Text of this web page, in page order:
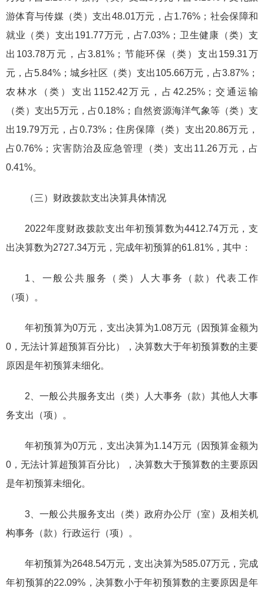
游体育与传媒（类）支出48.01万元，占1.76%；社会保障和
就业（类）支出191.77万元，占7.03%；卫生健康（类）支
出103.78万元，占3.81%；节能环保（类）支出159.31万
元，占5.84%；城乡社区（类）支出105.66万元，占3.87%；
农林水（类）支出1152.42万元，占42.25%；交通运输
（类）支出5万元，占0.18%；自然资源海洋气象等（类）支
出19.79万元，占0.73%；住房保障（类）支出20.86万元，
占0.76%；灾害防治及应急管理（类）支出11.26万元，占
0.41%。
（三）财政拨款支出决算具体情况
2022年度财政拨款支出年初预算数为4412.74万元，支
出决算数为2727.34万元，完成年初预算的61.81%，其中：
1、一般公共服务（类）人大事务（款）代表工作
（项）。
年初预算为0万元，支出决算为1.08万元（因预算金额为
0，无法计算超预算百分比），决算数大于年初预算数的主要
原因是年初预算未细化。
2、一般公共服务支出（类）人大事务（款）其他人大事
务支出（项）。
年初预算为0万元，支出决算为1.14万元（因预算金额为
0，无法计算超预算百分比），决算数大于预算数的主要原因
是年初预算未细化。
3、一般公共服务支出（类）政府办公厅（室）及相关机
构事务（款）行政运行（项）。
年初预算为2648.54万元，支出决算为585.07万元，完成
年初预算的22.09%，决算数小于年初预算数的主要原因是年